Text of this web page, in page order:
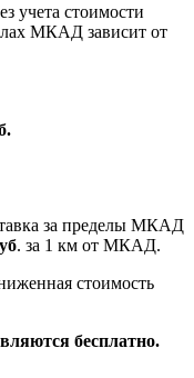
учета стоимости
МКАД зависит от
за пределы МКАД
. за 1 км от МКАД.
стоимость
бесплатно.